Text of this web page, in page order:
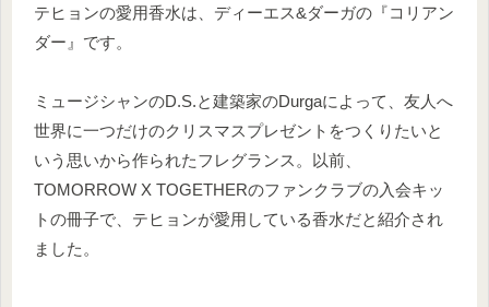
テヒョンの愛用香水は、ディーエス&ダーガの『コリアン
ダー』です。
ミュージシャンのD.S.と建築家のDurgaによって、友人へ
世界に一つだけのクリスマスプレゼントをつくりたいと
いう思いから作られたフレグランス。以前、
TOMORROW X TOGETHERのファンクラブの入会キッ
トの冊子で、テヒョンが愛用している香水だと紹介され
ました。